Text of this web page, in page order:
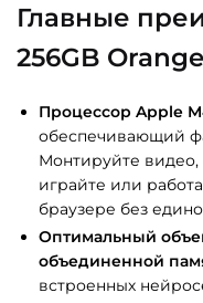
Главные
256GB
Процессор Apple
обеспечивающий
Монтируйте
играйте или
браузере без
Оптимальный
объединенной
встроенных